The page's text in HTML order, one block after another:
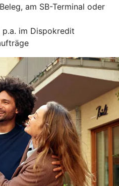
am SB-Terminal oder
im Dispokredit